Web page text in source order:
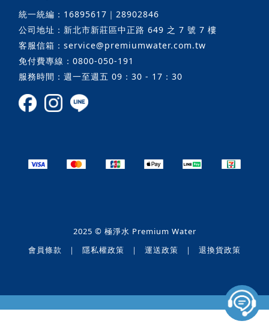
BUY NOW
統一統編：16895617｜28902846
公司地址：新北市新莊區中正路 649 之 7 號 7 樓
客服信箱：service@premiumwater.com.tw
免付費專線：0800-050-191
服務時間：週一至週五 09：30 - 17：30
2025 © 極淨水 Premium Water
會員條款
｜ 隱私權政策 ｜ 運送政策 ｜ 退換貨政策